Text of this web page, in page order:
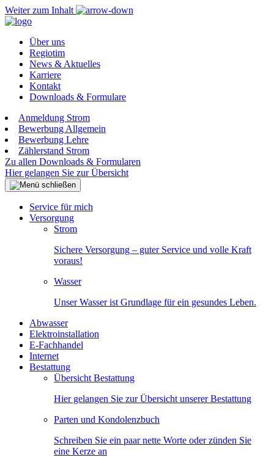
Weiter zum Inhalt
Über uns
Regiotim
News & Aktuelles
Karriere
Kontakt
Downloads & Formulare
Anmeldung Strom
Bewerbung Allgemein
Bewerbung Lehre
Zählerstand Strom
Zu allen Downloads & Formularen
Hier gelangen Sie zur Übersicht
Service für mich
Versorgung
Strom
Sichere Versorgung – guter Service und volle Kraft
voraus!
Wasser
Unser Wasser ist Grundlage für ein gesundes Leben.
Abwasser
Elektroinstallation
E-Fachhandel
Internet
Bestattung
Übersicht Bestattung
Hier gelangen Sie zur Übersicht unserer Bestattung
Parten und Kondolenzbuch
Schreiben Sie ein paar nette Worte oder zünden Sie
eine Kerze an